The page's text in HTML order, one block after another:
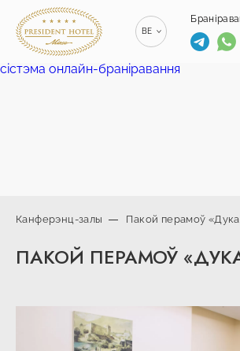
BE
РУССКИЙ
RU
ПРАЦЭДУРЫ
РЭСТАРАН
hotel.by
00
229-70-
(44) 774-
сістэма онлайн-браніравання
Канферэнц-залы Пакой перамоў
ПАКОЙ ПЕРАМОЎ